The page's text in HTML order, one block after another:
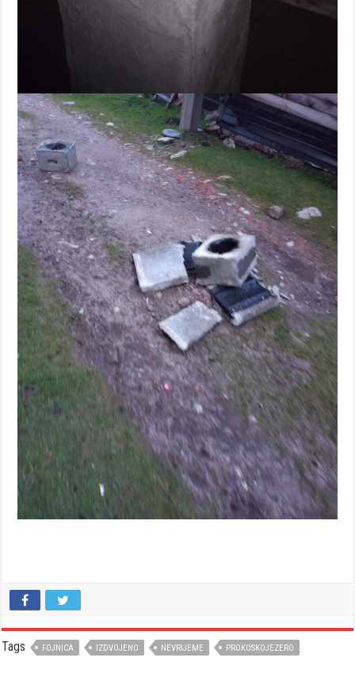
Tags FOJNICA IZDVOJENO NEVRIJEME PROKOSKOJEZERO